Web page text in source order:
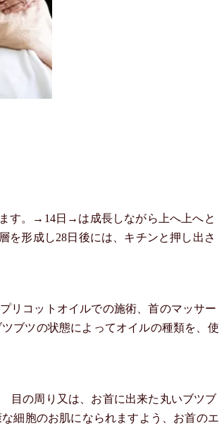
す。→14日→は成長しながら上へ上へと
形成し28日後には、キチンと押し出さ
リコットオイルでの施術、首のマッサー
ブツの状態によってオイルの種類を、使
目の周り又は、お首に出来た丸いブツブ
細胞のお肌になられますよう、お首のエ